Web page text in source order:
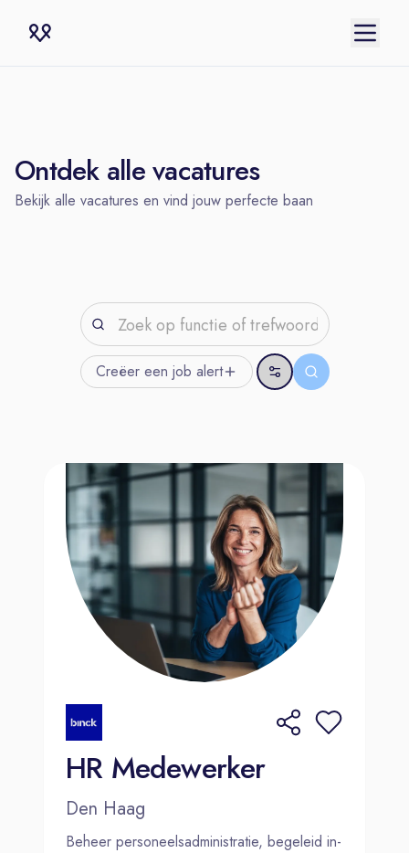
Ontdek alle vacatures
Bekijk alle vacatures en vind jouw perfecte baan
Creëer een job alert
HR Medewerker
Den Haag
Beheer personeelsadministratie, begeleid in-